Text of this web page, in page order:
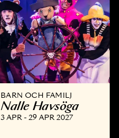
BARN OCH FAMILJ
Nalle Havsöga
3 APR - 29 APR 2027